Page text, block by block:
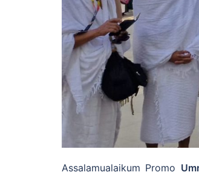
Assalamualaikum Promo